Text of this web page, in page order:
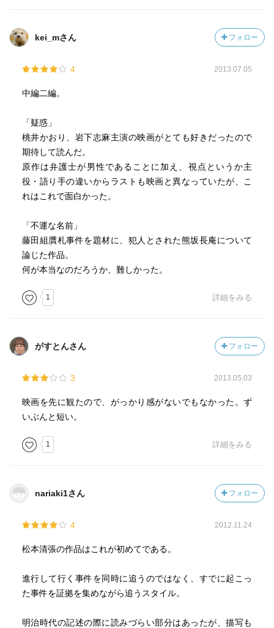
kei_mさん フォロー
4 2013.07.05
中編二編。
「疑惑」
桃井かおり、岩下志麻主演の映画がとても好きだったので
期待して読んだ。
原作は弁護士が男性であることに加え、視点というか主
役・語り手の違いからラストも映画と異なっていたが、こ
れはこれで面白かった。
「不運な名前」
藤田組贋札事件を題材に、犯人とされた熊坂長庵について
論じた作品。
何が本当なのだろうか、難しかった。
1 詳細をみる
がすとんさん フォロー
3 2013.05.03
映画を先に観たので、がっかり感がないでもなかった。ず
いぶんと短い。
1 詳細をみる
nariaki1さん フォロー
4 2012.11.24
松本清張の作品はこれが初めてである。
進行して行く事件を同時に追うのではなく、すでに起こっ
た事件を証拠を集めながら追うスタイル。
明治時代の記述の際に読みづらい部分はあったが、描写も